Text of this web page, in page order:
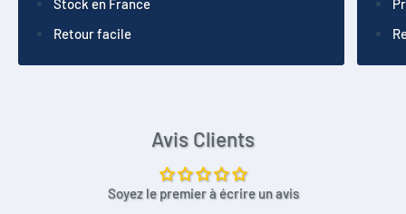
Retour facile
Avis Clients
Soyez le premier à écrire un avis